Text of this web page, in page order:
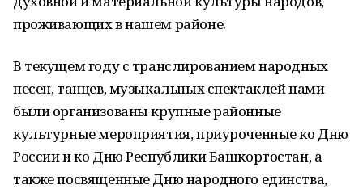
проживающих в нашем районе.
В текущем году с транслированием народных
песен, танцев, музыкальных спектаклей нами
были организованы крупные районные
культурные мероприятия, приуроченные ко Дню
России и ко Дню Республики Башкортостан, а
также посвященные Дню народного единства,